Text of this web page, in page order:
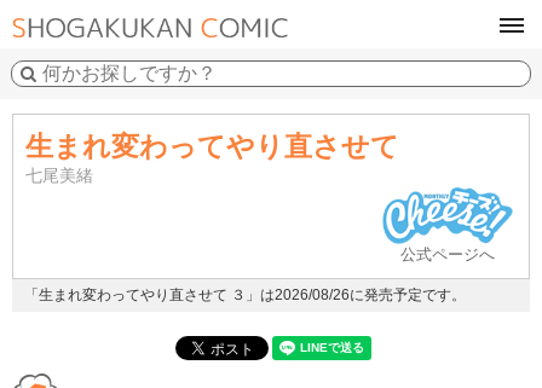
生まれ変わってやり直させて
七尾美緒
公式ページへ
「生まれ変わってやり直させて ３」は2026/08/26に発売予定です。